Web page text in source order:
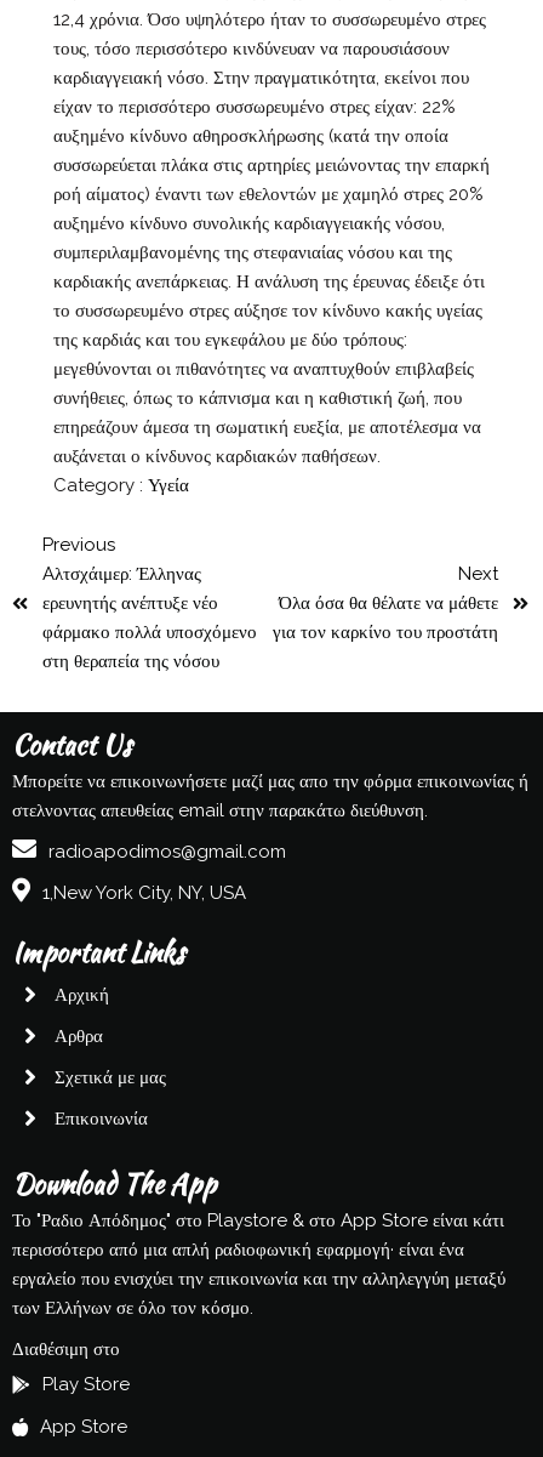
12,4 χρόνια. Όσο υψηλότερο ήταν το συσσωρευμένο στρες
τους, τόσο περισσότερο κινδύνευαν να παρουσιάσουν
καρδιαγγειακή νόσο. Στην πραγματικότητα, εκείνοι που
είχαν το περισσότερο συσσωρευμένο στρες είχαν: 22%
αυξημένο κίνδυνο αθηροσκλήρωσης (κατά την οποία
συσσωρεύεται πλάκα στις αρτηρίες μειώνοντας την επαρκή
ροή αίματος) έναντι των εθελοντών με χαμηλό στρες 20%
αυξημένο κίνδυνο συνολικής καρδιαγγειακής νόσου,
συμπεριλαμβανομένης της στεφανιαίας νόσου και της
καρδιακής ανεπάρκειας. Η ανάλυση της έρευνας έδειξε ότι
το συσσωρευμένο στρες αύξησε τον κίνδυνο κακής υγείας
της καρδιάς και του εγκεφάλου με δύο τρόπους:
μεγεθύνονται οι πιθανότητες να αναπτυχθούν επιβλαβείς
συνήθειες, όπως το κάπνισμα και η καθιστική ζωή, που
επηρεάζουν άμεσα τη σωματική ευεξία, με αποτέλεσμα να
αυξάνεται ο κίνδυνος καρδιακών παθήσεων.
Category : Υγεία
Previous
Aλτσχάιμερ: Έλληνας
ερευνητής ανέπτυξε νέο
φάρμακο πολλά υποσχόμενο
στη θεραπεία της νόσου
Next
Όλα όσα θα θέλατε να μάθετε
για τον καρκίνο του προστάτη
Contact Us
Μπορείτε να επικοινωνήσετε μαζί μας απο την φόρμα επικοινωνίας ή
στελνοντας απευθείας email στην παρακάτω διεύθυνση.
radioapodimos@gmail.com
1,New York City, NY, USA
Important Links
Αρχική
Αρθρα
Σχετικά με μας
Επικοινωνία
Download The App
Το "Ραδιο Απόδημος" στο Playstore & στο App Store είναι κάτι
περισσότερο από μια απλή ραδιοφωνική εφαρμογή· είναι ένα
εργαλείο που ενισχύει την επικοινωνία και την αλληλεγγύη μεταξύ
των Ελλήνων σε όλο τον κόσμο.
Διαθέσιμη στο
Play Store
App Store